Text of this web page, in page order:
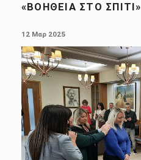
«ΒΟΉΘΕΙΑ ΣΤΟ ΣΠΊΤΙ»
12 Μαρ 2025